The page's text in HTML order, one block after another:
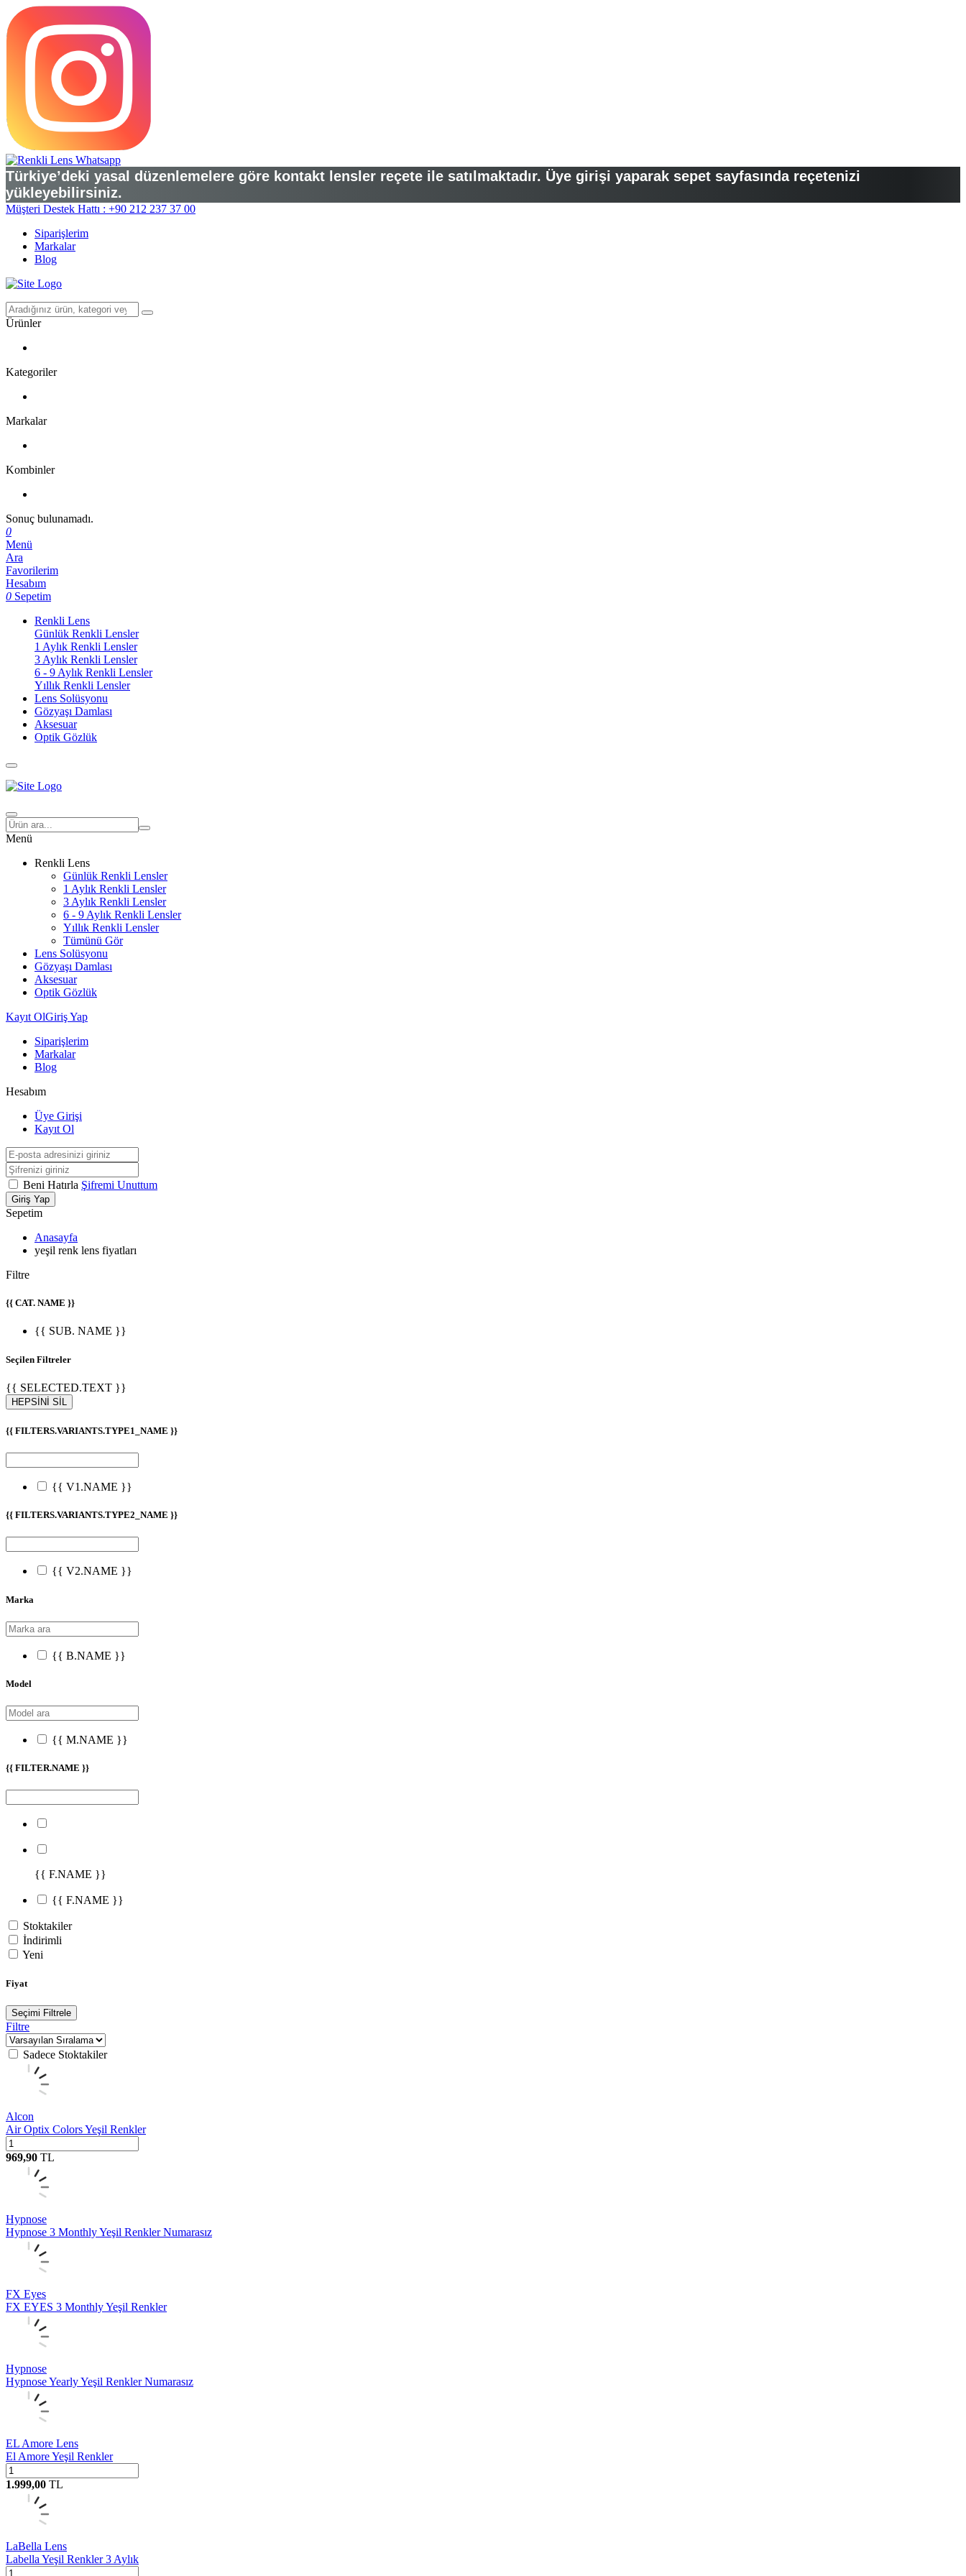
Türkiye’deki yasal düzenlemelere göre kontakt lensler reçete ile satılmaktadır. Üye girişi yaparak sepet sayfasında reçetenizi
yükleyebilirsiniz.
Müşteri Destek Hattı : +90 212 237 37 00
Siparişlerim
Markalar
Blog
Ürünler
Kategoriler
Markalar
Kombinler
Sonuç bulunamadı.
0
Menü
Ara
Favorilerim
Hesabım
0 Sepetim
Renkli Lens
Günlük Renkli Lensler
1 Aylık Renkli Lensler
3 Aylık Renkli Lensler
6 - 9 Aylık Renkli Lensler
Yıllık Renkli Lensler
Lens Solüsyonu
Gözyaşı Damlası
Aksesuar
Optik Gözlük
Menü
Renkli Lens
Günlük Renkli Lensler
1 Aylık Renkli Lensler
3 Aylık Renkli Lensler
6 - 9 Aylık Renkli Lensler
Yıllık Renkli Lensler
Tümünü Gör
Lens Solüsyonu
Gözyaşı Damlası
Aksesuar
Optik Gözlük
Kayıt OlGiriş Yap
Siparişlerim
Markalar
Blog
Hesabım
Üye Girişi
Kayıt Ol
Beni Hatırla Şifremi Unuttum
Giriş Yap
Sepetim
Anasayfa
yeşil renk lens fiyatları
Filtre
{{ CAT. NAME }}
{{ SUB. NAME }}
Seçilen Filtreler
{{ SELECTED.TEXT }}
HEPSİNİ SİL
{{ FILTERS.VARIANTS.TYPE1_NAME }}
{{ V1.NAME }}
{{ FILTERS.VARIANTS.TYPE2_NAME }}
{{ V2.NAME }}
Marka
{{ B.NAME }}
Model
{{ M.NAME }}
{{ FILTER.NAME }}
{{ F.NAME }}
{{ F.NAME }}
Stoktakiler
İndirimli
Yeni
Fiyat
Seçimi Filtrele
Filtre
Sadece Stoktakiler
Alcon
Air Optix Colors Yeşil Renkler
969,90 TL
Hypnose
Hypnose 3 Monthly Yeşil Renkler Numarasız
FX Eyes
FX EYES 3 Monthly Yeşil Renkler
Hypnose
Hypnose Yearly Yeşil Renkler Numarasız
EL Amore Lens
El Amore Yeşil Renkler
1.999,00 TL
LaBella Lens
Labella Yeşil Renkler 3 Aylık